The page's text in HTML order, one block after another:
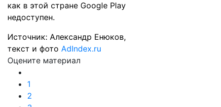
как в этой стране Google Play
недоступен.
Источник: Александр Енюков,
текст и фото AdIndex.ru
Оцените материал
1
2